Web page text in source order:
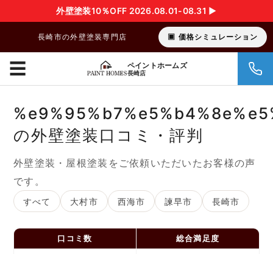
外壁塗装10％OFF 2026.08.01-08.31 ▶︎
長崎市の外壁塗装専門店 価格シミュレーション
ペイントホームズ
長崎店
☰
の外壁塗装口コミ・評判
外壁塗装・屋根塗装をご依頼いただいたお客様の声
です。
すべて 大村市 西海市 諫早市 長崎市
口コミ数 総合満足度